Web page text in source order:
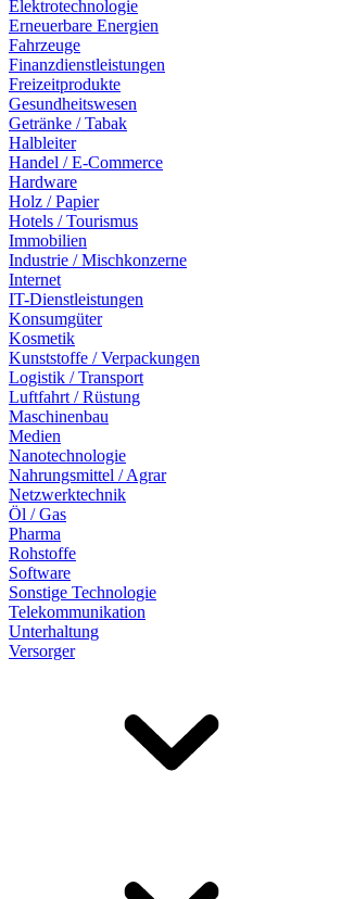
Elektrotechnologie
Erneuerbare Energien
Fahrzeuge
Finanzdienstleistungen
Freizeitprodukte
Gesundheitswesen
Getränke / Tabak
Halbleiter
Handel / E-Commerce
Hardware
Holz / Papier
Hotels / Tourismus
Immobilien
Industrie / Mischkonzerne
Internet
IT-Dienstleistungen
Konsumgüter
Kosmetik
Kunststoffe / Verpackungen
Logistik / Transport
Luftfahrt / Rüstung
Maschinenbau
Medien
Nanotechnologie
Nahrungsmittel / Agrar
Netzwerktechnik
Öl / Gas
Pharma
Rohstoffe
Software
Sonstige Technologie
Telekommunikation
Unterhaltung
Versorger